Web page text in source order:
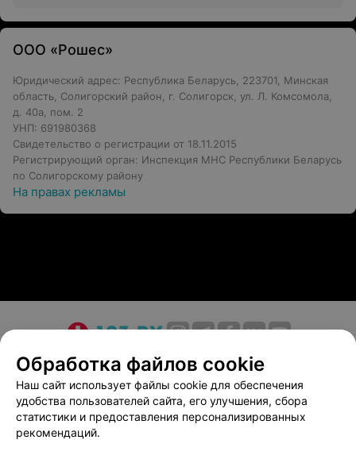
ООО «Рошес»
Юридический адрес: Республика Беларусь, 223701, Минская
область, Солигорский район, г. Солигорск, ул. Л. Комсомола,
д. 40а, пом. 2
УНП: 691980368
Свидетельство о регистрации от 18.11.2015
Регистрирующий орган: Инспекция МНС Республики Беларусь
по Солигорскому району
На правах рекламы
О проекте Новости проекта
Размещение рекламы
Медицинский маркетинг
Публичный договор
Пользовательское соглашение
Способы оплаты
Вакансии
Партнеры
Обработка файлов cookie
Наш сайт использует файлы cookie для обеспечения
удобства пользователей сайта, его улучшения, сбора
статистики и предоставления персонализированных
рекомендаций.